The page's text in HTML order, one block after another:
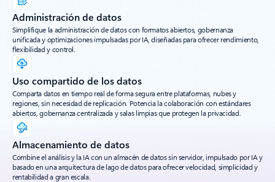
Administración de datos
Simplifique la administración de datos con formatos abiertos, gobernanza
unificada y optimizaciones impulsadas por IA, diseñadas para ofrecer rendimiento,
flexibilidad y control.
Uso compartido de los datos
Comparta datos en tiempo real de forma segura entre plataformas, nubes y
regiones, sin necesidad de replicación. Potencia la colaboración con estándares
abiertos, gobernanza centralizada y salas limpias que protegen la privacidad.
Almacenamiento de datos
Combine el análisis y la IA con un almacén de datos sin servidor, impulsado por IA y
basado en una arquitectura de lago de datos para ofrecer velocidad, simplicidad y
rentabilidad a gran escala.